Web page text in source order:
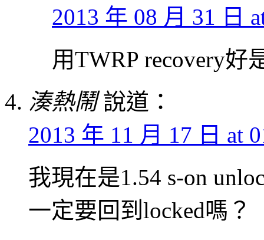
2013 年 08 月 31 日
用TWRP recovery好
湊熱鬧 說道：
2013 年 11 月 17 日 at
我現在是1.54 s-on
一定要回到locked嗎？